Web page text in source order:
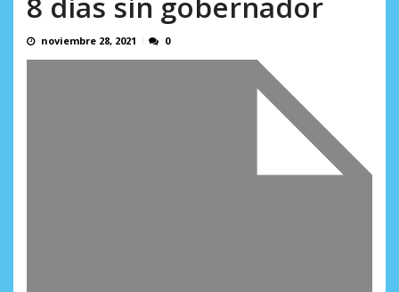
AGOSTO 7, 2026
noviembre 28, 2021 0